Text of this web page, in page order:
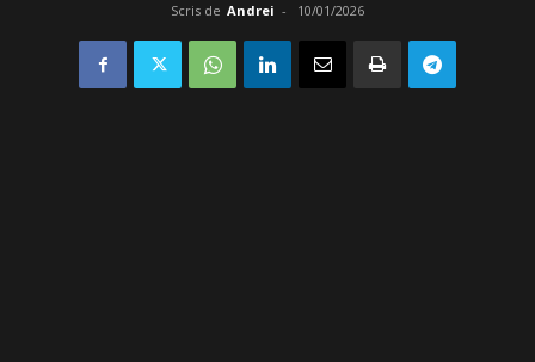
Scris de Andrei - 10/01/2026